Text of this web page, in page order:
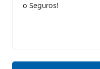
o Seguros!